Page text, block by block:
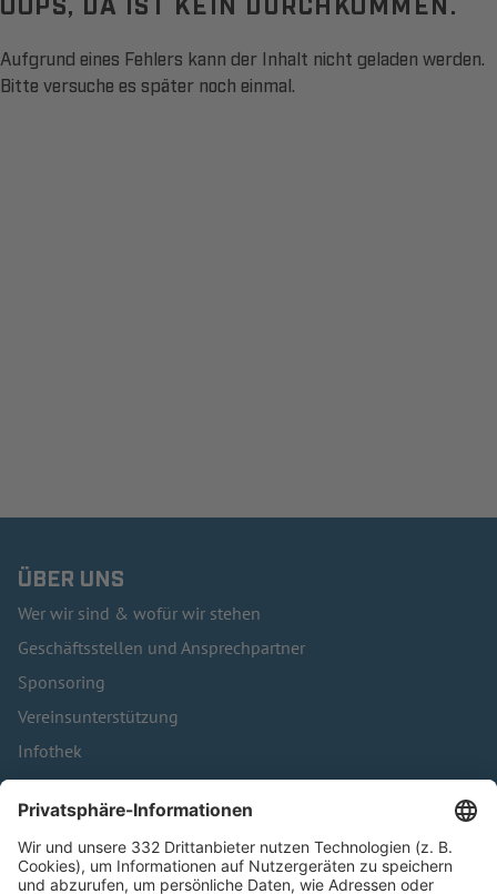
Aufgrund eines Fehlers kann der Inhalt nicht geladen werden.
Bitte versuche es später noch einmal.
ÜBER UNS
Wer wir sind & wofür wir stehen
Geschäftsstellen und Ansprechpartner
Sponsoring
Vereinsunterstützung
Infothek
Kontakt
HÄUFIG BESUCHTE SEITEN
Pässe und Vereinswechsel